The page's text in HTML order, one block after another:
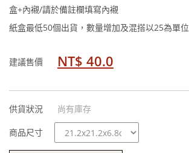
盒+內襯/請於備註欄填寫內襯
紙盒最低50個出貨，數量增加及混搭以25為單位
建議售價 NT$ 40.0
供貨狀況 尚有庫存
商品尺寸
規
格